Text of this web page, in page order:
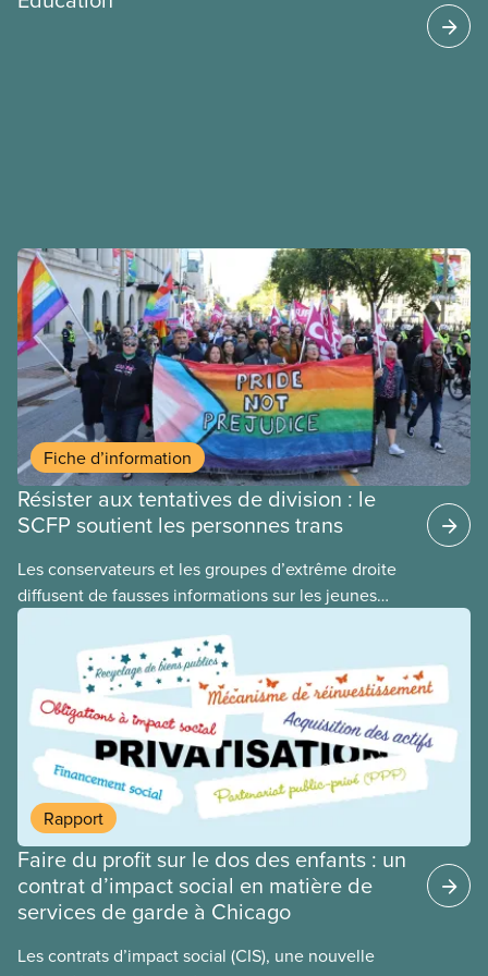
Fiche d’information
Résister aux tentatives de division : le
SCFP soutient les personnes trans
​Les conservateurs et les groupes d’extrême droite
diffusent de fausses informations sur les jeunes
2ELGBTQI+ dans l’espoir de semer la discorde dans
nos rangs. En ciblant les jeunes trans, ils cherchent
à détourner l’attention de leurs politiques
antiouvrières et alimentent la haine envers les
personnes vulnérables à des fins politiques. Les
gouvernements de droite sont gagnants lorsque la
division règne, lorsque les travailleuses et
travailleurs n’unissent pas leurs voix contre les
coupes dans les services publics, la crise du coût
de la vie ou tout autre problème.
Rapport
Faire du profit sur le dos des enfants : un
contrat d’impact social en matière de
services de garde à Chicago
Les contrats d’impact social (CIS), une nouvelle